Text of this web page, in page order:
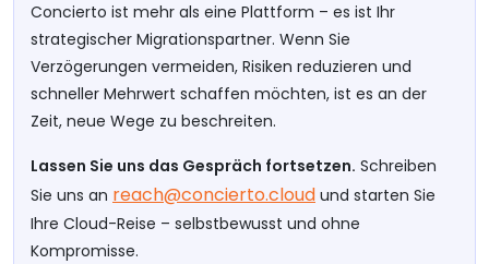
Concierto ist mehr als eine Plattform – es ist Ihr
strategischer Migrationspartner. Wenn Sie
Verzögerungen vermeiden, Risiken reduzieren und
schneller Mehrwert schaffen möchten, ist es an der
Zeit, neue Wege zu beschreiten.
Lassen Sie uns das Gespräch fortsetzen. Schreiben
Sie uns an reach@concierto.cloud und starten Sie
Ihre Cloud-Reise – selbstbewusst und ohne
Kompromisse.